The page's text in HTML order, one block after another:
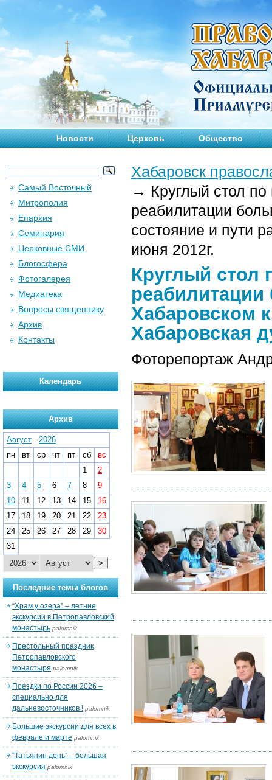
Новости Церковь Общество
Хабаровск
→ Круглый стол
реабилитации
состояние и пути
июня 2012г.
Круглый стол
Хабаровском
Хабаровская
Фоторепортаж
Самый Восточный
Митрополия
Епархия
Семинария
Церковные СМИ
Блогосфера
Фотогалерея
Медиатека
Вопросы священнику
Архив
Контакты
Календарь
Архив
Август - 2026
пн
вт ср чт пт сб
вс
1
2
3
4 5 6 7 8
9
10
11 12 13 14 15
16
17
18 19 20 21 22
23
24
25 26 27 28 29
30
31
>
Последние темы блогов
“Храм у озера” – летние
экскурсии в Петропавловский
монастырь palomnik
Престольный праздник
Петропавловского
монастыря palomnik
Поездки по России 2026 –
специально для
дальневосточников ! palomnik
Большие экскурсии для всех в
феврале и марте palomnik
“Татьянин день” – большая
экскурсия palomnik